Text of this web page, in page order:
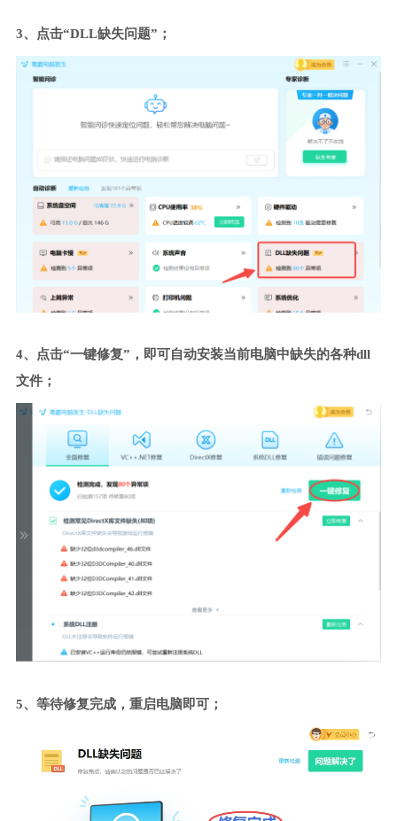
3、点击“DLL缺失问题”；
4、点击“一键修复”，即可自动安装当前电脑中缺失的各种dll
文件；
5、等待修复完成，重启电脑即可；